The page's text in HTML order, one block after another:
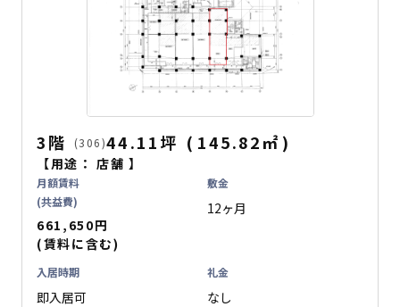
3階 (306)44.11坪 ( 145.82㎡ )
【用途：店舗 】
月額賃料
(共益費)
661,650円
(賃料に含む)
敷金
12ヶ月
入居時期
即入居可
礼金
なし